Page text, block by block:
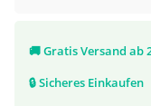
🚚Gratis Versand ab
🔒Sicheres Einkaufen